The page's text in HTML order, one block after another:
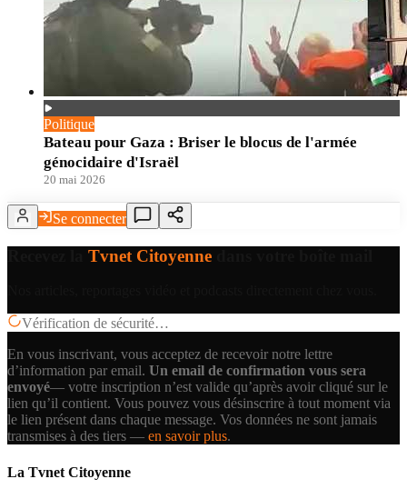
Politique
Bateau pour Gaza : Briser le blocus de l'armée
génocidaire d'Israël
20 mai 2026
Se connecter
Tvnet Citoyenne
Vérification de sécurité…
En vous inscrivant, vous acceptez de recevoir notre lettre
d’information par email. Un email de confirmation vous sera
envoyé— votre inscription n’est valide qu’après avoir cliqué sur le
lien qu’il contient. Vous pouvez vous désinscrire à tout moment via
le lien présent dans chaque message. Vos données ne sont jamais
transmises à des tiers — en savoir plus.
La Tvnet Citoyenne